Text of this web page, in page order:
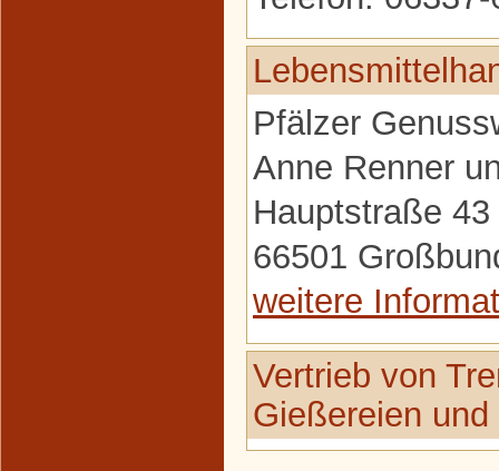
Pfälzer
Anne Renner
Hauptstraße 43
66501
weitere
Vertrieb von
Gießereien